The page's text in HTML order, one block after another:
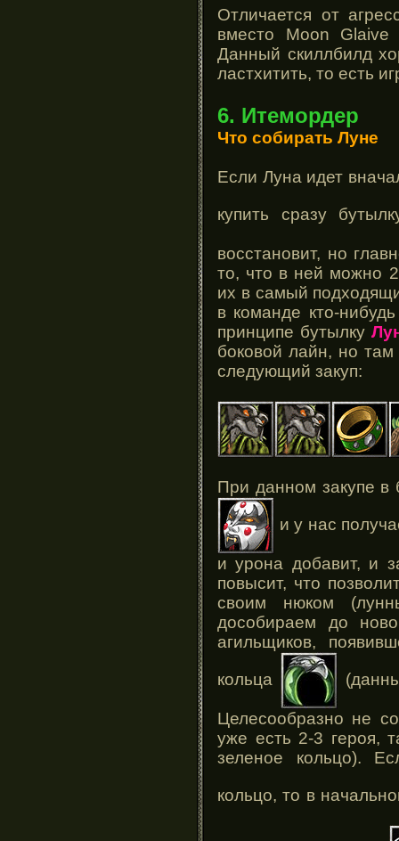
Отличается от
вместо Moon Glaive
Данный скиллбилд
ластхитить, то есть
6. Итемордер
Что собирать Луне
Если Луна идет
купить сразу
восстановит, но
то, что в ней можно
их в самый
в команде кто-
принципе бутылку
боковой лайн, но
следующий закуп:
При данном закупе в
и у нас
и урона добавит, и
повысит, что
своим нюком
дособираем до
агильщиков,
кольца
Целесообразно не
уже есть 2-3 героя,
зеленое кольцо).
кольцо, то в